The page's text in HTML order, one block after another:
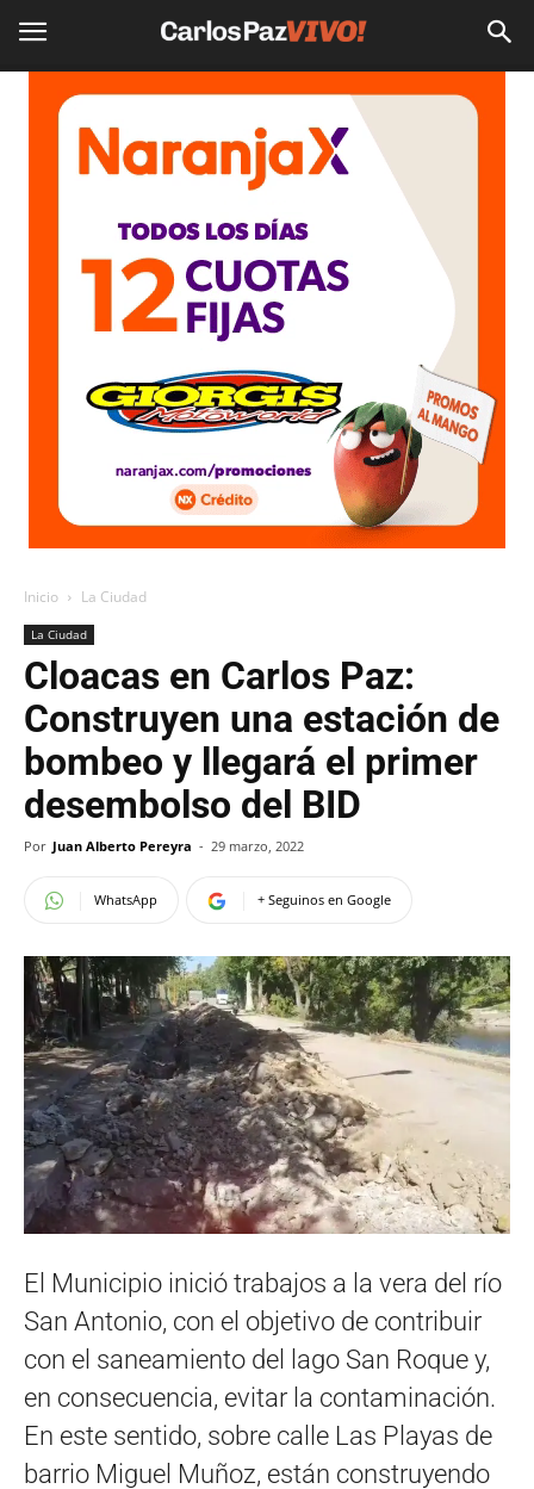
Inicio La Ciudad
La Ciudad
Cloacas en Carlos Paz:
Construyen una estación de
bombeo y llegará el primer
desembolso del BID
Por Juan Alberto Pereyra - 29 marzo, 2022
WhatsApp + Seguinos en Google
El Municipio inició trabajos a la vera del río
San Antonio, con el objetivo de contribuir
con el saneamiento del lago San Roque y,
en consecuencia, evitar la contaminación.
En este sentido, sobre calle Las Playas de
barrio Miguel Muñoz, están construyendo